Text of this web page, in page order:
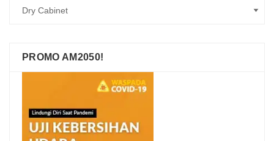
PROMO AM2050!